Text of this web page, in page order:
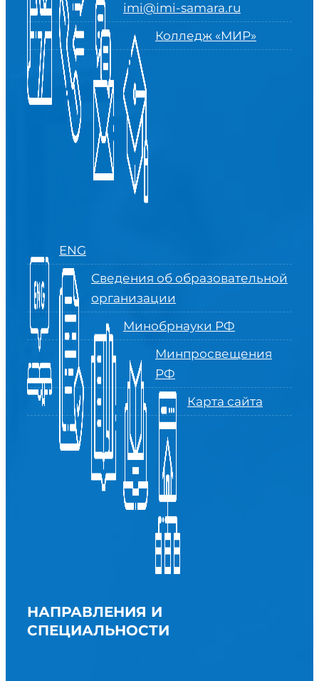
imi@imi-samara.ru
Колледж «МИР»
ENG
Сведения об образовательной
организации
Минобрнауки РФ
Минпросвещения
РФ
Карта сайта
НАПРАВЛЕНИЯ И
СПЕЦИАЛЬНОСТИ